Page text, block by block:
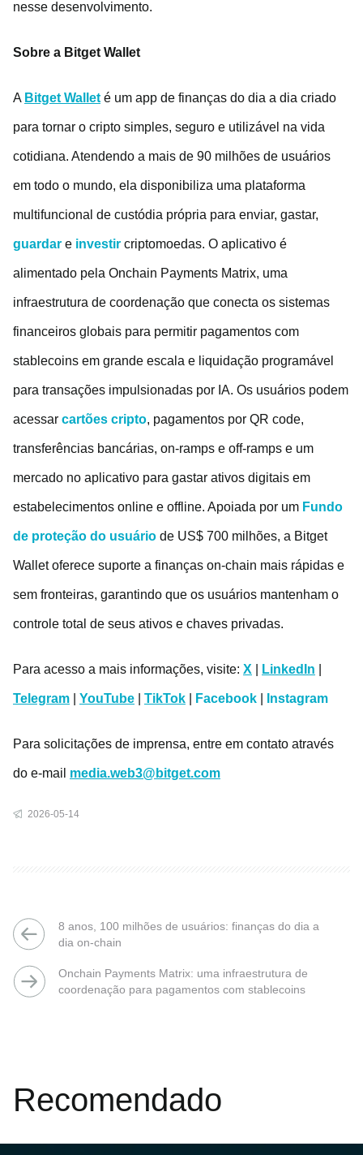
nesse desenvolvimento.
Sobre a Bitget Wallet
A Bitget Wallet é um app de finanças do dia a dia criado
para tornar o cripto simples, seguro e utilizável na vida
cotidiana. Atendendo a mais de 90 milhões de usuários
em todo o mundo, ela disponibiliza uma plataforma
multifuncional de custódia própria para enviar, gastar,
guardar e investir criptomoedas. O aplicativo é
alimentado pela Onchain Payments Matrix, uma
infraestrutura de coordenação que conecta os sistemas
financeiros globais para permitir pagamentos com
stablecoins em grande escala e liquidação programável
para transações impulsionadas por IA. Os usuários podem
acessar cartões cripto, pagamentos por QR code,
transferências bancárias, on-ramps e off-ramps e um
mercado no aplicativo para gastar ativos digitais em
estabelecimentos online e offline. Apoiada por um Fundo
de proteção do usuário de US$ 700 milhões, a Bitget
Wallet oferece suporte a finanças on-chain mais rápidas e
sem fronteiras, garantindo que os usuários mantenham o
controle total de seus ativos e chaves privadas.
Para acesso a mais informações, visite: X LinkedIn
Telegram YouTube TikTok Facebook Instagram
Para solicitações de imprensa, entre em contato através
do e-mail media.web3@bitget.com
2026-05-14
8 anos, 100 milhões de usuários: finanças do dia a
dia on-chain
Onchain Payments Matrix: uma infraestrutura de
coordenação para pagamentos com stablecoins
Recomendado